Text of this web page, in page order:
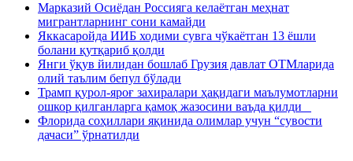
Марказий Осиёдан Россияга келаётган меҳнат
мигрантларнинг сони камайди
Яккасаройда ИИБ ходими сувга чўкаётган 13 ёшли
болани қутқариб қолди
Янги ўқув йилидан бошлаб Грузия давлат ОТМларида
олий таълим бепул бўлади
Трамп қурол-яроғ захиралари ҳақидаги маълумотларни
ошкор қилганларга қамоқ жазосини ваъда қилди
Флорида соҳиллари яқинида олимлар учун “сувости
дачаси” ўрнатилди